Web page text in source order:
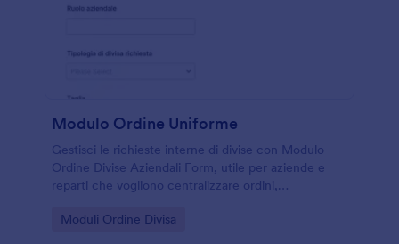
Modulo Ordine Uniforme
Gestisci le richieste interne di divise con Modulo
Ordine Divise Aziendali Form, utile per aziende e
reparti che vogliono centralizzare ordini,
Go to Category:
Moduli Ordine Divisa